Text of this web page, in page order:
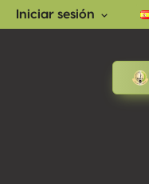
Iniciar sesión